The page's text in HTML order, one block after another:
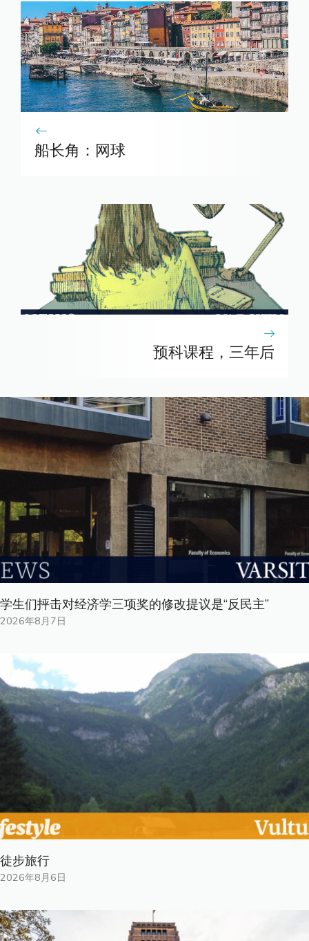
船长角：网球
预科课程，三年后
学生们抨击对经济学三项奖的修改提议是“反民主”
2026年8月7日
徒步旅行
2026年8月6日